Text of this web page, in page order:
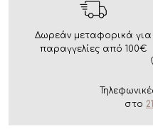
Δωρεάν μεταφορικά για
παραγγελίες από 100€
στο